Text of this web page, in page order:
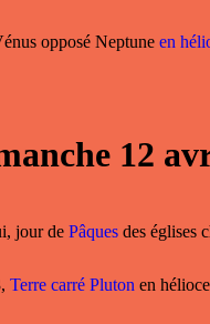
opposé Neptune en
12
jour de Pâquesdes églises
Terre carré Pluton en